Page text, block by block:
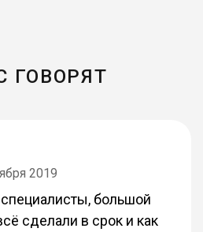
ГОВОРЯТ
2019
большой
сделали в срок и как